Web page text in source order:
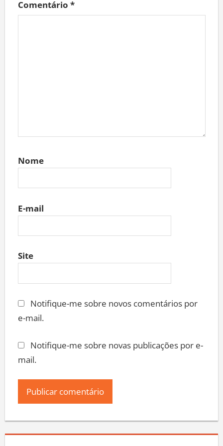
Comentário *
Nome
E-mail
Site
Notifique-me sobre novos comentários por
e-mail.
Notifique-me sobre novas publicações por e-
mail.